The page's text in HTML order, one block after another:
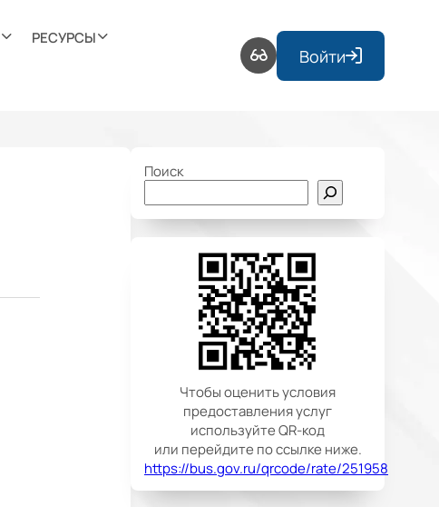
РЕСУРСЫ
Войти
Поиск
Чтобы оценить условия
предоставления услуг
используйте QR-код
или перейдите по ссылке ниже.
https://bus.gov.ru/qrcode/rate/251958